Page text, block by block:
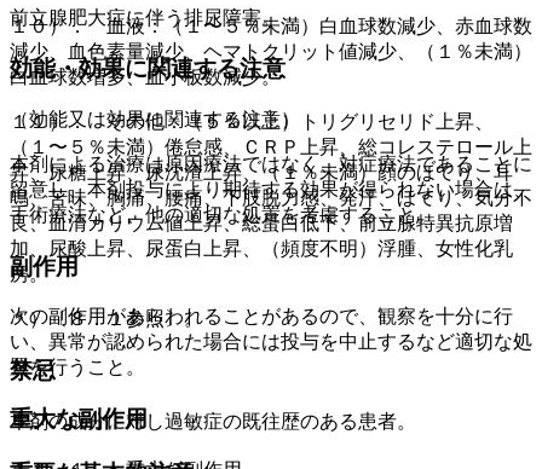
１０）． 血液：（１〜５％未満）白血球数減少、赤血球数
減少、血色素量減少、ヘマトクリット値減少、（１％未満）
白血球数増多、血小板数減少。
１１）． その他：（５％以上）トリグリセリド上昇、
（１〜５％未満）倦怠感、ＣＲＰ上昇、総コレステロール上
昇、尿糖上昇、尿沈渣上昇、（１％未満）顔のほてり、耳
鳴、苦味、胸痛、腰痛、下肢脱力感、発汗、ほてり、気分不
良、血清カリウム値上昇、総蛋白低下、前立腺特異抗原増
加、尿酸上昇、尿蛋白上昇、（頻度不明）浮腫、女性化乳
房。
＊）〔８．１参照〕。
禁忌
本剤の成分に対し過敏症の既往歴のある患者。
前立腺肥大症に伴う排尿障害。
効能・効果に関連する注意
（効能又は効果に関連する注意）
本剤による治療は原因療法ではなく、対症療法であることに
留意し、本剤投与により期待する効果が得られない場合は、
手術療法など、他の適切な処置を考慮すること。
副作用
次の副作用があらわれることがあるので、観察を十分に行
い、異常が認められた場合には投与を中止するなど適切な処
置を行うこと。
重大な副作用